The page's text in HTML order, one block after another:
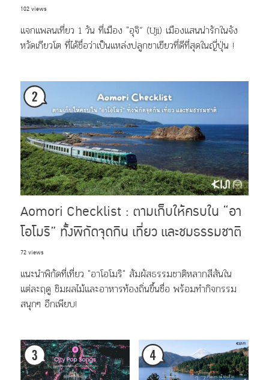
102 views
แจกแพลนเที่ยว 1 วัน ที่เมือง "อุจิ” (Uji) เมืองแสนน่ารักในจัง
หวัดเกียวโต ที่ได้ชื่อว่าเป็นแหล่งปลูกชาเขียวที่ดีที่สุดในญี่ปุ่น !
Aomori Checklist : ตามเก็บให้ครบใน “อา
โอโมริ” ทั้งพิกัดจุดกิน เที่ยว และชมธรรมชาติ
72 views
แนะนำพิกัดที่เที่ยว "อาโอโมริ" สัมผัสธรรมชาติหลากสีสันใน
แต่ละฤดู ชิมผลไม้และอาหารท้องถิ่นขึ้นชื่อ พร้อมทำกิจกรรม
สนุกๆ อีกเพียบ!